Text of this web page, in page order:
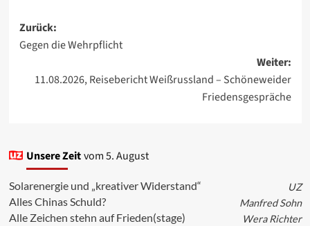
Beitragsnavigation
Zurück:
Gegen die Wehrpflicht
Weiter:
11.08.2026, Reisebericht Weißrussland – Schöneweider
Friedensgespräche
Unsere Zeit vom 5. August
Solarenergie und „kreativer Widerstand“ UZ
Alles Chinas Schuld? Manfred Sohn
Alle Zeichen stehn auf Frieden(stage) Wera Richter